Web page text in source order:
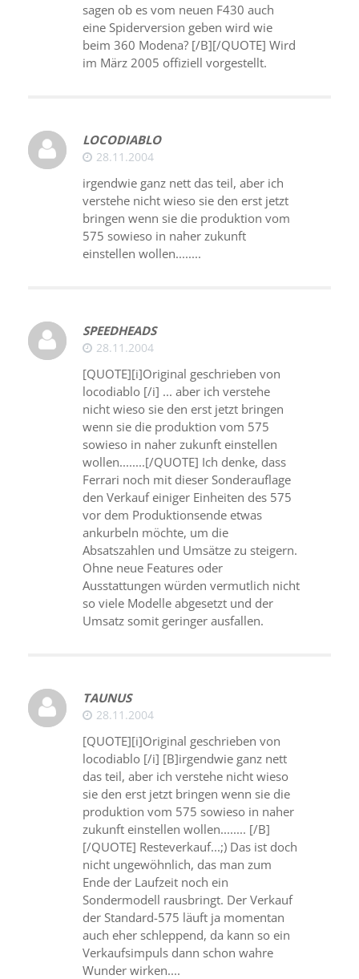
sagen ob es vom neuen F430 auch
eine Spiderversion geben wird wie
beim 360 Modena? [/B][/QUOTE] Wird
im März 2005 offiziell vorgestellt.
LOCODIABLO
28.11.2004
irgendwie ganz nett das teil, aber ich
verstehe nicht wieso sie den erst jetzt
bringen wenn sie die produktion vom
575 sowieso in naher zukunft
einstellen wollen........
SPEEDHEADS
28.11.2004
[QUOTE][i]Original geschrieben von
locodiablo [/i] ... aber ich verstehe
nicht wieso sie den erst jetzt bringen
wenn sie die produktion vom 575
sowieso in naher zukunft einstellen
wollen........[/QUOTE] Ich denke, dass
Ferrari noch mit dieser Sonderauflage
den Verkauf einiger Einheiten des 575
vor dem Produktionsende etwas
ankurbeln möchte, um die
Absatszahlen und Umsätze zu steigern.
Ohne neue Features oder
Ausstattungen würden vermutlich nicht
so viele Modelle abgesetzt und der
Umsatz somit geringer ausfallen.
TAUNUS
28.11.2004
[QUOTE][i]Original geschrieben von
locodiablo [/i] [B]irgendwie ganz nett
das teil, aber ich verstehe nicht wieso
sie den erst jetzt bringen wenn sie die
produktion vom 575 sowieso in naher
zukunft einstellen wollen........ [/B]
[/QUOTE] Resteverkauf...;) Das ist doch
nicht ungewöhnlich, das man zum
Ende der Laufzeit noch ein
Sondermodell rausbringt. Der Verkauf
der Standard-575 läuft ja momentan
auch eher schleppend, da kann so ein
Verkaufsimpuls dann schon wahre
Wunder wirken....